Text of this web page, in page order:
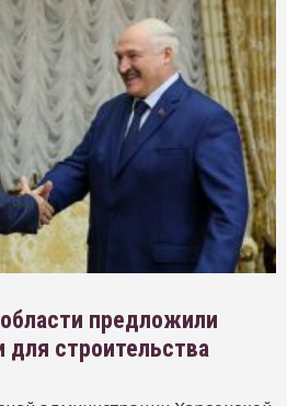
предложили
для строительства